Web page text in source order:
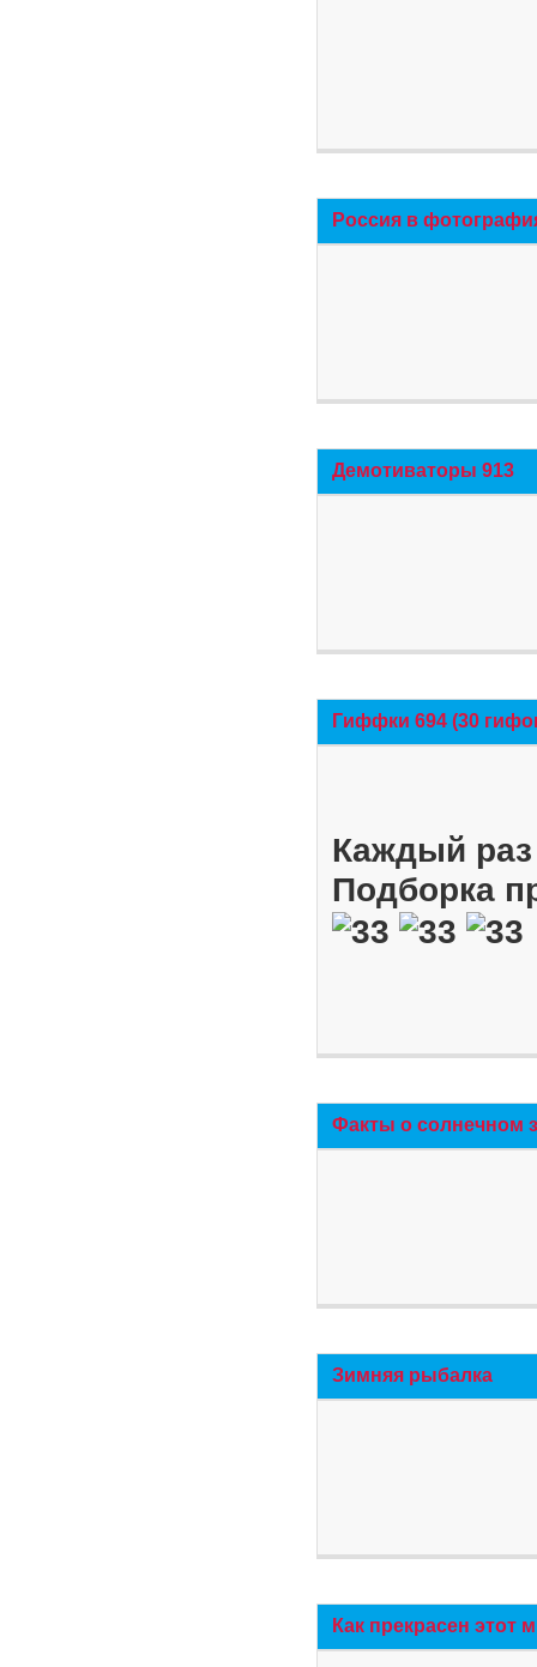
Россия в
Демотиваторы 913
Гиффки 694 (30
Каждый
Подборка
Факты о солнечном
Зимняя рыбалка
Как прекрасен этот